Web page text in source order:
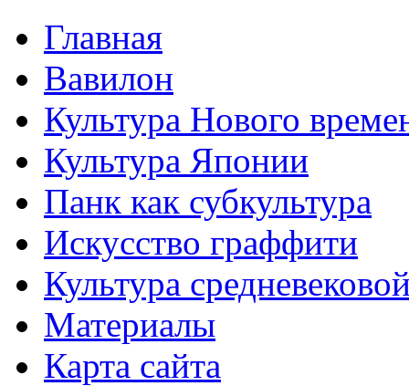
Главная
Вавилон
Культура Нового
Культура Японии
Панк как субкультура
Искусство граффити
Культура
Материалы
Карта сайта